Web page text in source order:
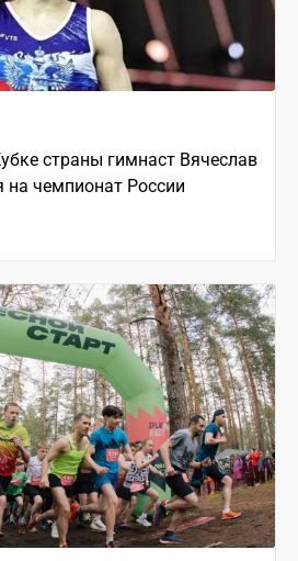
страны гимнаст Вячеслав
на чемпионат России